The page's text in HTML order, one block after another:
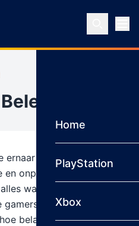
Home
PlayStation
Xbox
ernaar om onze lezers
onpartijdige informatie
wat daarbij komt
en professionals in
belangrijk vertrouwen is